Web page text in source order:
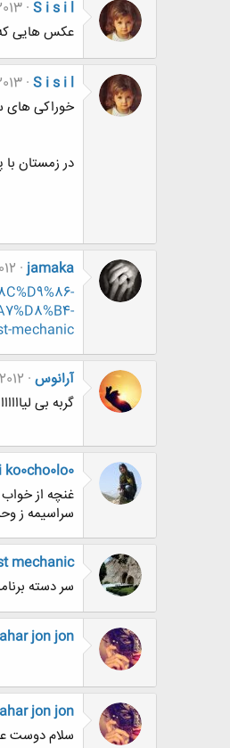
S i s i l
عکس هایی
S i s i l
خوراکی های
در زمستان
jamaka
mechanic
آرانوس
گربه بی
ko0cho0lo0
غنچه از
سراسيمه ز
mechanic
سر دسته
jon jon
jon jon
سلام دوست